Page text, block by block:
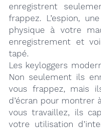
enregistrent
frappez. L’espion,
physique à votre
enregistrement et
tapé.
Les keyloggers
Non seulement ils
vous frappez, mais
d’écran pour montrer
vous travaillez, ils
votre utilisation